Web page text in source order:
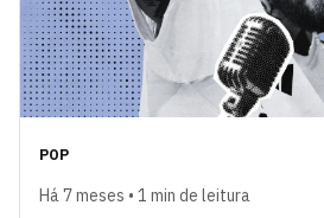
POP
Há 7 meses • 1 min de leitura